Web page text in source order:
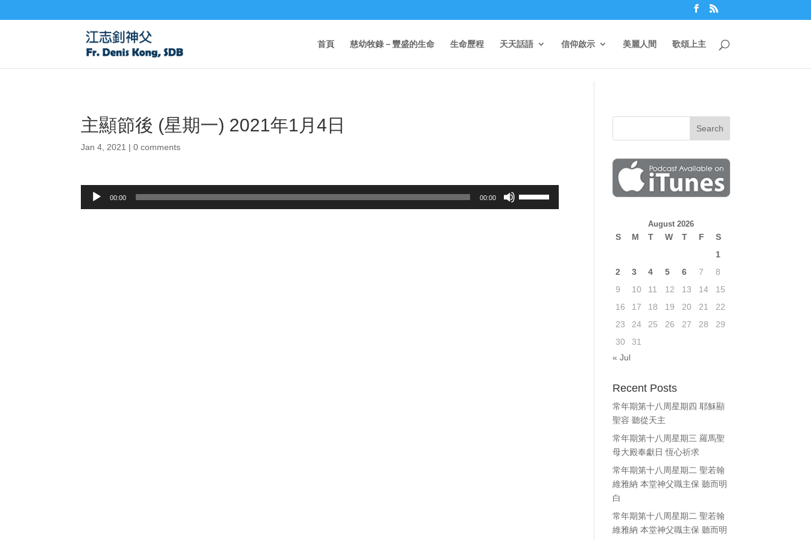
首頁 慈幼牧錄－豐盛的生命 生命歷程 天天話語 信仰啟示 美麗人間 歌頌上主
主顯節後 (星期一) 2021年1月4日
Jan 4, 2021 |0 comments
Audio
00:00 00:00
August 2026
S M T W T F
S
1
2
3 4 5 6 7
8
9
10 11 12 13 14
15
16
17 18 19 20 21
22
23
24 25 26 27 28
29
30
31
« Jul
Recent Posts
常年期第十八周星期四 耶穌顯
聖容 聽從天主
常年期第十八周星期三 羅馬聖
母大殿奉獻日 恆心祈求
常年期第十八周星期二 聖若翰
維雅納 本堂神父職主保 聽而明
白
常年期第十八周星期二 聖若翰
維雅納 本堂神父職主保 聽而明